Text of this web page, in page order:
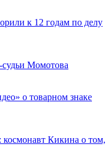
к 12 годам по делу
судьи Момотова
о товарном знаке
Кикина о том,